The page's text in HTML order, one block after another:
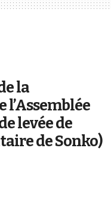
la
l’Assemblée
levée de
de Sonko)